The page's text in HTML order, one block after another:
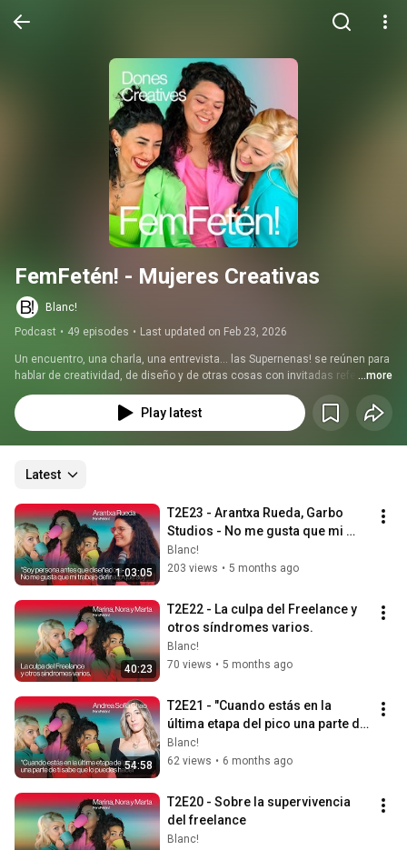
FemFetén! - Mujeres Creativas
Blanc!
Podcast • 49 episodes • Last updated on Feb 23, 2026
Un encuentro, una charla, una entrevista... las Supernenas! se reúnen para
hablar de creatividad, de diseño y de otras cosas con invitadas referentes
en el sector del diseño y la creatividad.  Marina, Marta y Nora charlan con
mujeres profesionales de diferentes ámbitos que utilizan la creatividad
como herramienta de trabajo. Un encuentro próximo, ameno y familiar,
NextGenerationEU
...more
Play latest
Latest
1:03:05
T2E23 - Arantxa Rueda, Garbo
Studios - No me gusta que mi
trabajo me defina
Blanc!
203 views • 5 months ago
40:23
T2E22 - La culpa del Freelance y
otros síndromes varios.
Blanc!
70 views • 5 months ago
54:58
T2E21 - "Cuando estás en la
última etapa del pico una parte de
ti sabe que lo puedes hacer"
Blanc!
62 views • 6 months ago
T2E20 - Sobre la supervivencia
del freelance
Blanc!